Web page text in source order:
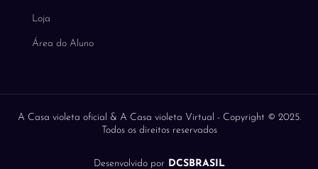
Loja
Área do Aluno
A Casa violeta oficial & A Casa violeta Virtual - Copyright © 2025.
Todos os direitos reservados
Desenvolvido porDCSBRASIL